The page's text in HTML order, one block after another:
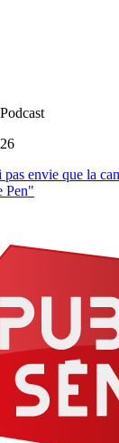
Podcast
envie que la
Pen"